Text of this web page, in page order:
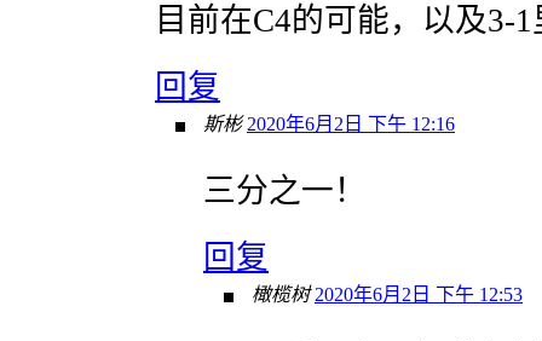
目前在C4的可能，以及3-
回复
斯彬 2020年6月2日 下午 12:16
三分之一！
回复
橄榄树 2020年6月2日 下午 12:53